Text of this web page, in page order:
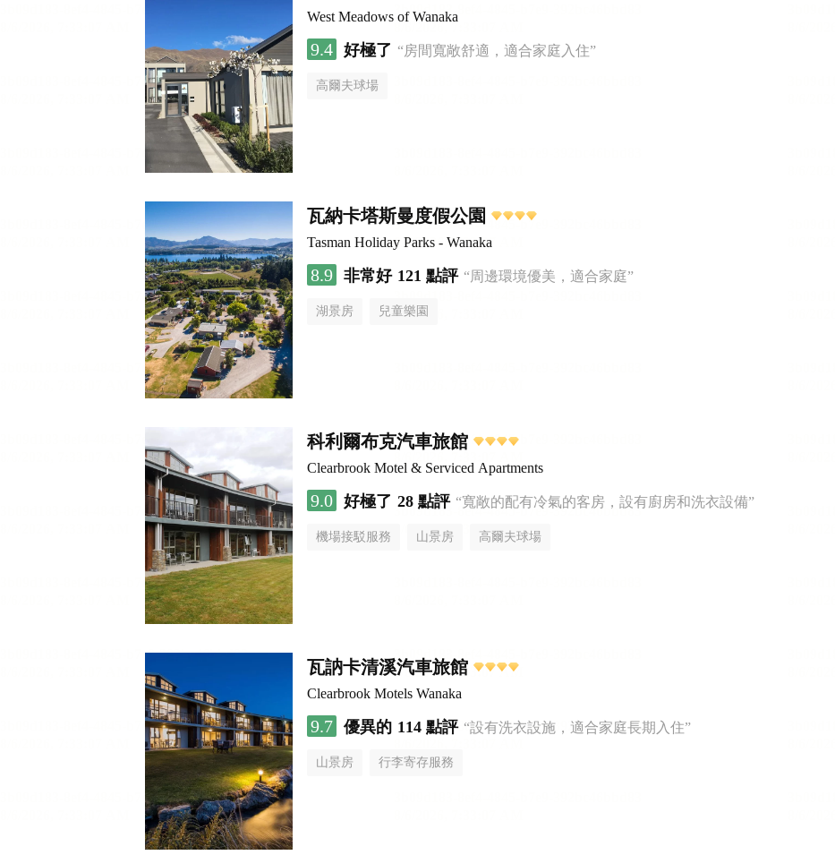
West Meadows of Wanaka
9.4 好極了 “房間寬敞舒適，適合家庭入住”
高爾夫球場
瓦納卡塔斯曼度假公園
Tasman Holiday Parks - Wanaka
8.9 非常好 121 點評 “周邊環境優美，適合家庭”
湖景房 兒童樂園
科利爾布克汽車旅館
Clearbrook Motel & Serviced Apartments
9.0 好極了 28 點評 “寬敞的配有冷氣的客房，設有廚房和洗衣設備”
機場接駁服務 山景房 高爾夫球場
瓦訥卡清溪汽車旅館
Clearbrook Motels Wanaka
9.7 優異的 114 點評 “設有洗衣設施，適合家庭長期入住”
山景房 行李寄存服務